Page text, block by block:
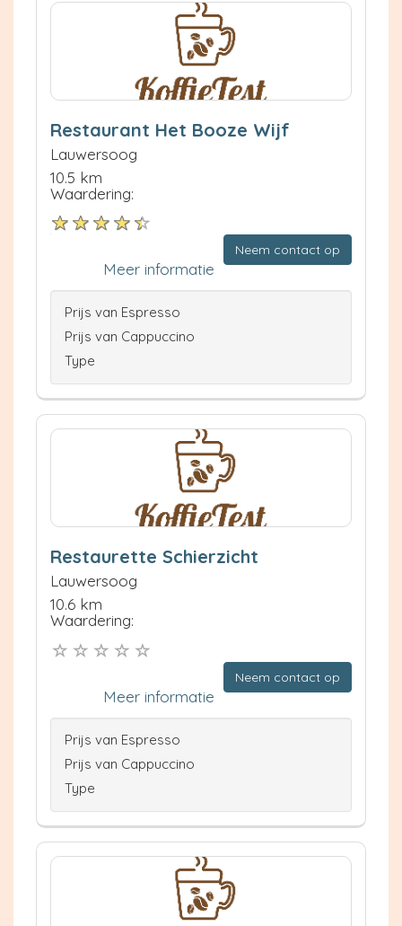
Restaurant Het Booze Wijf
Lauwersoog
10.5 km
Waardering:
Neem contact op
Meer informatie
Prijs van Espresso
Prijs van Cappuccino
Type
Restaurette Schierzicht
Lauwersoog
10.6 km
Waardering:
Neem contact op
Meer informatie
Prijs van Espresso
Prijs van Cappuccino
Type